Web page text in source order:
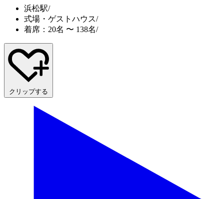
浜松駅/
式場・ゲストハウス/
着席：20名 〜 138名/
クリップする